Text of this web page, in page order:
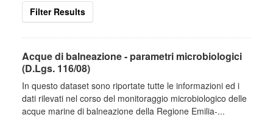
Filter Results
Acque di balneazione - parametri microbiologici
(D.Lgs. 116/08)
In questo dataset sono riportate tutte le informazioni ed i
dati rilevati nel corso del monitoraggio microbiologico delle
acque marine di balneazione della Regione Emilia-...